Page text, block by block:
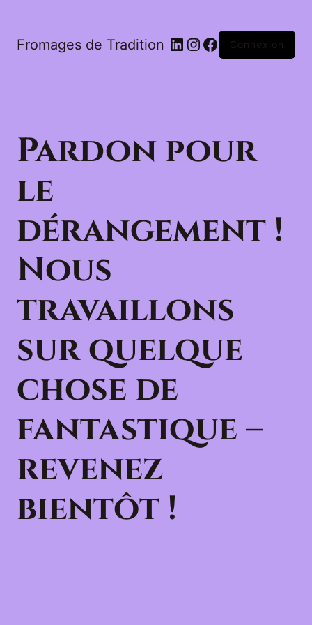
Fromages de Tradition LinkedIn
Instagram
Facebook
Connexion
Pardon pour
le
dérangement !
Nous
travaillons
sur quelque
chose de
fantastique –
revenez
bientôt !